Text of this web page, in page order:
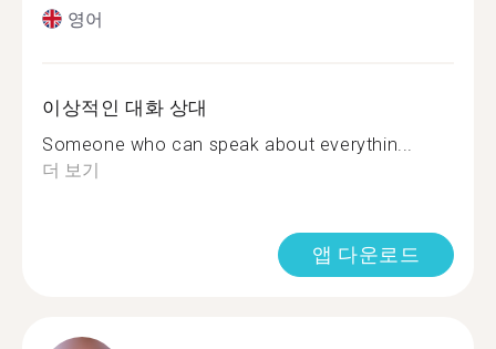
영어
이상적인 대화 상대
Someone who can speak about everythin...
더 보기
앱 다운로드